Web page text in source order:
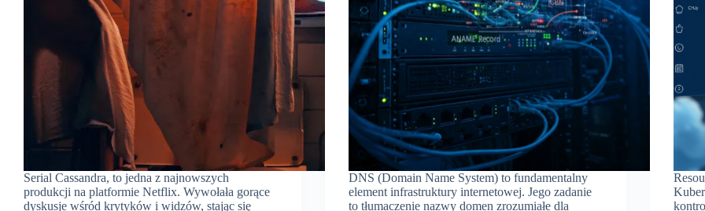
Serial Cassandra, to jedna z najnowszych
produkcji na platformie Netflix. Wywołała gorące
dyskusje wśród krytyków i widzów, stając się
DNS (Domain Name System) to fundamentalny
element infrastruktury internetowej. Jego zadanie
to tłumaczenie nazwy domen zrozumiałe dla